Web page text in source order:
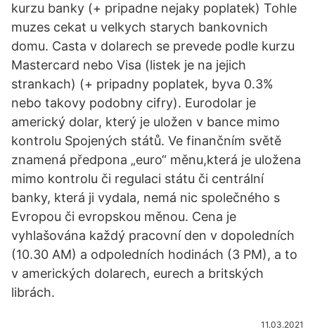
kurzu banky (+ pripadne nejaky poplatek) Tohle
muzes cekat u velkych starych bankovnich
domu. Casta v dolarech se prevede podle kurzu
Mastercard nebo Visa (listek je na jejich
strankach) (+ pripadny poplatek, byva 0.3%
nebo takovy podobny cifry). Eurodolar je
americký dolar, který je uložen v bance mimo
kontrolu Spojených států. Ve finančním světě
znamená předpona „euro“ měnu,která je uložena
mimo kontrolu či regulaci státu či centrální
banky, která ji vydala, nemá nic společného s
Evropou či evropskou měnou. Cena je
vyhlašována každý pracovní den v dopoledních
(10.30 AM) a odpoledních hodinách (3 PM), a to
v amerických dolarech, eurech a britských
librách.
11.03.2021